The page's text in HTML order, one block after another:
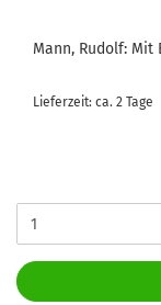
Mann, Rudolf: Mit
Lieferzeit: ca. 2 Tage